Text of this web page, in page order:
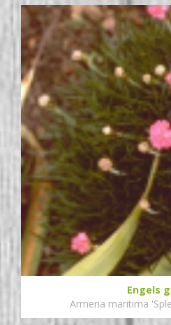
Engels
Armeria maritima